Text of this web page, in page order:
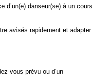
d’un(e) danseur(se) à un cours
avisés rapidement et adapter
vous prévu ou d’un